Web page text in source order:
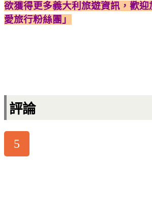
欲獲得更多義大利旅遊資訊，歡
愛旅行粉絲團」
評論
5